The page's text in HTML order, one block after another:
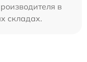
в
складах.